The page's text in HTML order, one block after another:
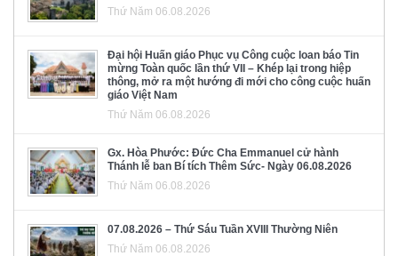
Thứ Năm 06.08.2026
Đại hội Huấn giáo Phục vụ Công cuộc loan báo Tin
mừng Toàn quốc lần thứ VII – Khép lại trong hiệp
thông, mở ra một hướng đi mới cho công cuộc huấn
giáo Việt Nam
Thứ Năm 06.08.2026
Gx. Hòa Phước: Đức Cha Emmanuel cử hành
Thánh lễ ban Bí tích Thêm Sức- Ngày 06.08.2026
Thứ Năm 06.08.2026
07.08.2026 – Thứ Sáu Tuần XVIII Thường Niên
Thứ Năm 06.08.2026